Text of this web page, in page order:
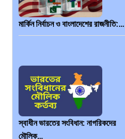
মার্কিন নির্বাচন ও বাংলাদেশের রাজনীতি:…
স্বাধীন ভারতের সংবিধান: নাগরিকদের
মৌলিক…